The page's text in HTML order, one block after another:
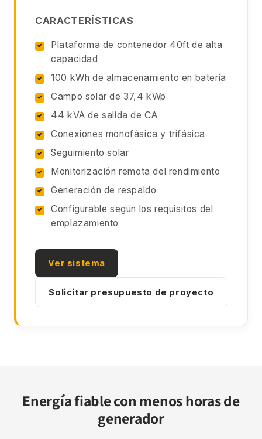
CARACTERÍSTICAS
Plataforma de contenedor 40ft de alta
capacidad
100 kWh de almacenamiento en batería
Campo solar de 37,4 kWp
44 kVA de salida de CA
Conexiones monofásica y trifásica
Seguimiento solar
Monitorización remota del rendimiento
Generación de respaldo
Configurable según los requisitos del
emplazamiento
Ver sistema
Solicitar presupuesto de proyecto
Energía fiable con menos horas de
generador